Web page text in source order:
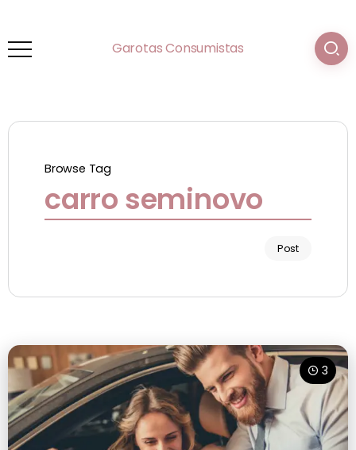
Garotas Consumistas
Browse Tag
carro seminovo
Post
3